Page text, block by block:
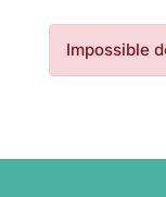
Impossible